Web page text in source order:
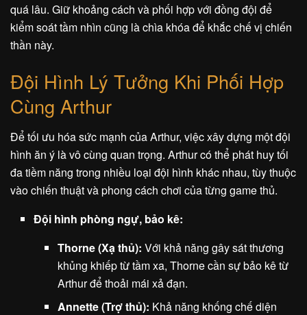
quá lâu. Giữ khoảng cách và phối hợp với đồng đội để
kiểm soát tầm nhìn cũng là chìa khóa để khắc chế vị chiến
thần này.
Đội Hình Lý Tưởng Khi Phối Hợp
Cùng Arthur
Để tối ưu hóa sức mạnh của Arthur, việc xây dựng một đội
hình ăn ý là vô cùng quan trọng. Arthur có thể phát huy tối
đa tiềm năng trong nhiều loại đội hình khác nhau, tùy thuộc
vào chiến thuật và phong cách chơi của từng game thủ.
Đội hình phòng ngự, bảo kê:
Thorne (Xạ thủ): Với khả năng gây sát thương
khủng khiếp từ tầm xa, Thorne cần sự bảo kê từ
Arthur để thoải mái xả đạn.
Annette (Trợ thủ): Khả năng khống chế diện